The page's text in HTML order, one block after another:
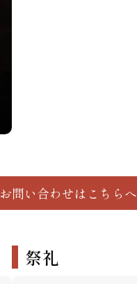
お問い合わせはこちらへ
祭礼